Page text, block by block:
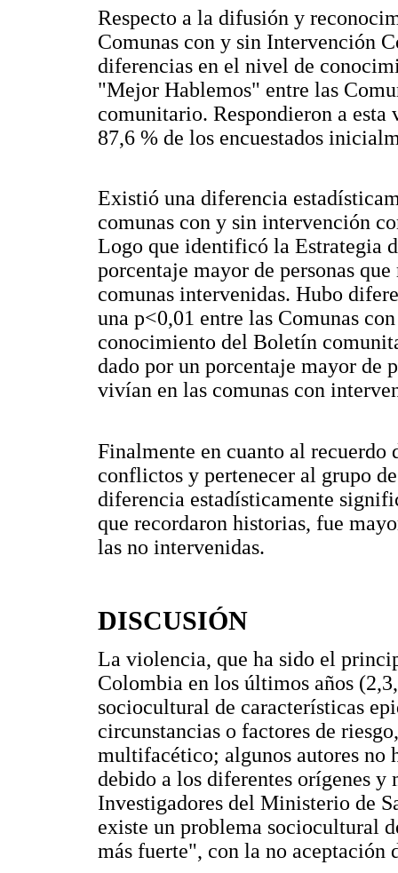
Respecto a la difusión y
Comunas con y sin Intervención
diferencias en el nivel de
"Mejor Hablemos" entre las
comunitario. Respondieron a esta
87,6 % de los encuestados
Existió una diferencia
comunas con y sin intervención
Logo que identificó la Estrategia
porcentaje mayor de personas
comunas intervenidas. Hubo
una p<0,01 entre las Comunas
conocimiento del Boletín
dado por un porcentaje mayor de
vivían en las comunas con
Finalmente en cuanto al recuerdo
conflictos y pertenecer al grupo
diferencia estadísticamente
que recordaron historias, fue
las no intervenidas.
DISCUSIÓN
La violencia, que ha sido el
Colombia en los últimos años
sociocultural de características
circunstancias o factores de
multifacético; algunos autores no
debido a los diferentes orígenes y
Investigadores del Ministerio de
existe un problema sociocultural
más fuerte", con la no aceptación